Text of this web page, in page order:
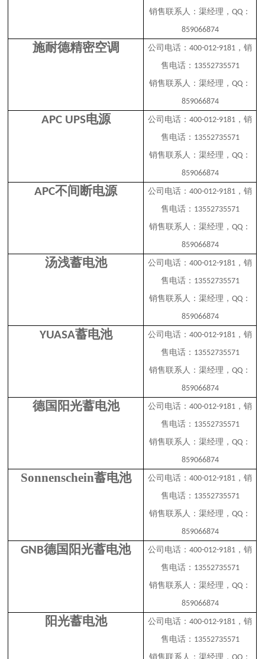
销售联系人：渠经理，QQ ：
859066874
施耐德精密空调 公司电话：400-012-9181 ，销
售电话： 13552735571
销售联系人：渠经理，QQ ：
859066874
APC UPS电源 公司电话：400-012-9181 ，销
售电话： 13552735571
销售联系人：渠经理，QQ ：
859066874
APC不间断电源 公司电话：400-012-9181 ，销
售电话： 13552735571
销售联系人：渠经理，QQ ：
859066874
汤浅蓄电池 公司电话：400-012-9181 ，销
售电话： 13552735571
销售联系人：渠经理，QQ ：
859066874
YUASA蓄电池 公司电话：400-012-9181 ，销
售电话： 13552735571
销售联系人：渠经理，QQ ：
859066874
德国阳光蓄电池 公司电话：400-012-9181 ，销
售电话： 13552735571
销售联系人：渠经理，QQ ：
859066874
Sonnenschein蓄电池 公司电话：400-012-9181 ，销
售电话： 13552735571
销售联系人：渠经理，QQ ：
859066874
GNB德国阳光蓄电池 公司电话：400-012-9181 ，销
售电话： 13552735571
销售联系人：渠经理，QQ ：
859066874
阳光蓄电池 公司电话：400-012-9181 ，销
售电话： 13552735571
销售联系人：渠经理，
：